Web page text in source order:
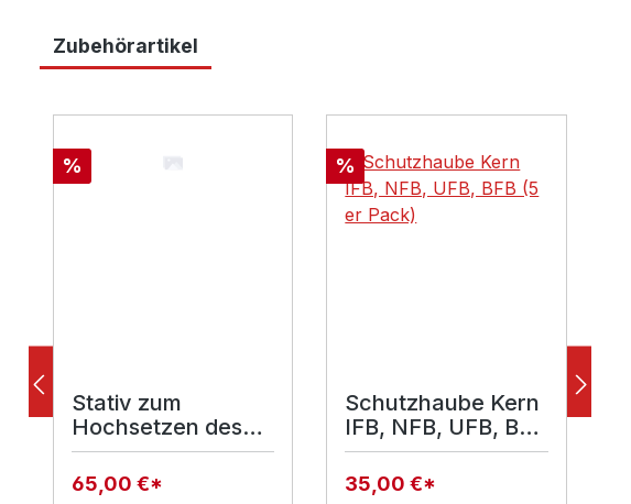
Zubehörartikel
Rabatt
%
Stativ zum
Hochsetzen des
Auswertegerätes
65,00 €*
Rabatt
%
Schutzhaube Kern
IFB, NFB, UFB, BFB
(5 er Pack)
35,00 €*